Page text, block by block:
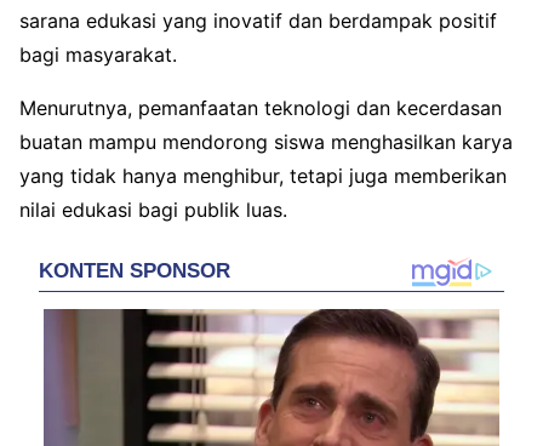
sarana edukasi yang inovatif dan berdampak positif
bagi masyarakat.
Menurutnya, pemanfaatan teknologi dan kecerdasan
buatan mampu mendorong siswa menghasilkan karya
yang tidak hanya menghibur, tetapi juga memberikan
nilai edukasi bagi publik luas.